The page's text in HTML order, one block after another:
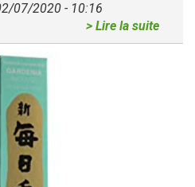
07/2020 - 10:16
> Lire la suite